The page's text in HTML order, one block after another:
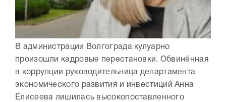
В администрации Волгограда кулуарно
произошли кадровые перестановки. Обвинённая
в коррупции руководительница департамента
экономического развития и инвестиций Анна
Елисеева лишилась высокопоставленного